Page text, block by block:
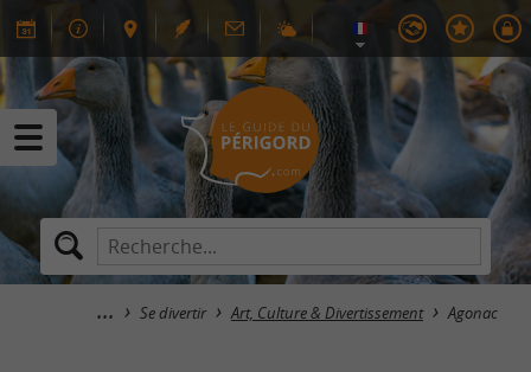
Se divertir Art, Culture & Divertissement Agonac